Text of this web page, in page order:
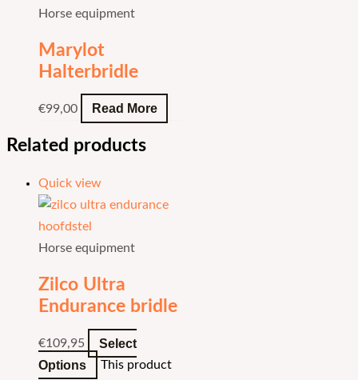
Horse equipment
Marylot
Halterbridle
€99,00 Read More
Related products
Quick view
Horse equipment
Zilco Ultra
Endurance bridle
€109,95
Select
Options
This product